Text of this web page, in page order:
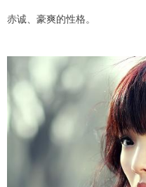
赤诚、豪爽的性格。